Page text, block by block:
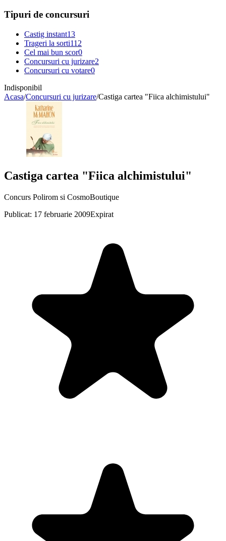
Tipuri de concursuri
Castig instant13
Trageri la sorti112
Cel mai bun scor0
Concursuri cu jurizare2
Concursuri cu votare0
Indisponibil
Acasa/Concursuri cu jurizare/Castiga cartea "Fiica alchimistului"
Castiga cartea "Fiica alchimistului"
Concurs Polirom si CosmoBoutique
Publicat: 17 februarie 2009Expirat